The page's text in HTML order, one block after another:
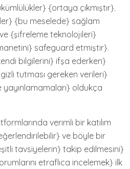
{ortaya çıkmıştır}.
{bu meselede} sağlam
{şifreleme teknolojileri}
safeguard etmiştir}.
bilgilerini} ifşa ederken}
tutması gereken verileri}
oldukça
verimli bir katılım
ve böyle bir
tavsiyelerin} takip edilmesini}
etraflıca incelemek} ilk